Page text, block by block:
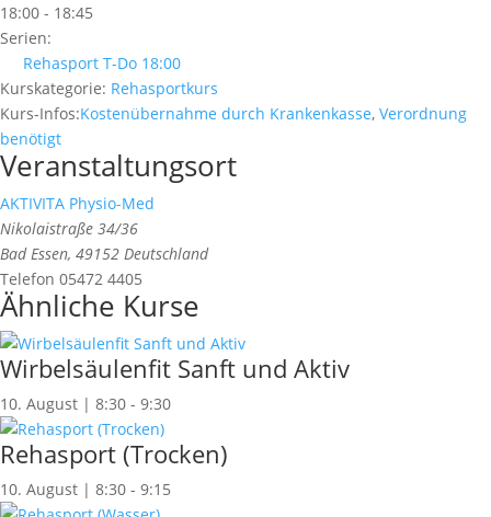
18:00 - 18:45
Serien:
Rehasport T-Do 18:00
Kurskategorie: Rehasportkurs
Kurs-Infos:Kostenübernahme durch Krankenkasse, Verordnung
benötigt
Veranstaltungsort
AKTIVITA Physio-Med
Nikolaistraße 34/36
Bad Essen, 49152 Deutschland
Telefon 05472 4405
Ähnliche Kurse
Wirbelsäulenfit Sanft und Aktiv
10. August | 8:30 - 9:30
Rehasport (Trocken)
10. August | 8:30 - 9:15